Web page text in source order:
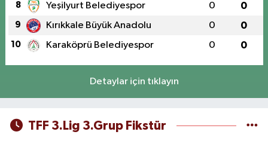
8 Yeşilyurt Belediyespor 0 0
9 Kırıkkale Büyük Anadolu 0 0
10 Karaköprü Belediyespor 0 0
Detaylar için tıklayın
TFF 3.Lig 3.Grup Fikstür